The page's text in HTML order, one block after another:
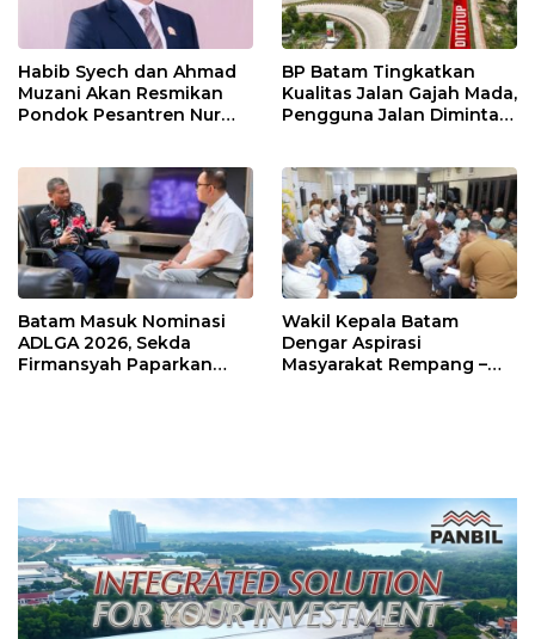
Habib Syech dan Ahmad
Muzani Akan Resmikan
Pondok Pesantren Nur
BP Batam Tingkatkan
Kualitas Jalan Gajah Mada,
Pengguna Jalan Diminta
Batam Masuk Nominasi
ADLGA 2026, Sekda
Firmansyah Paparkan
Wakil Kepala Batam
Dengar Aspirasi
Masyarakat Rempang –